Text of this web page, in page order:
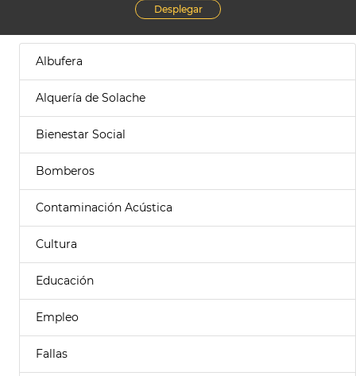
Desplegar
Albufera
Alquería de Solache
Bienestar Social
Bomberos
Contaminación Acústica
Cultura
Educación
Empleo
Fallas